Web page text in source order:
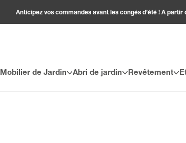
Anticipez vos commandes avant les congés d’été ! A
Mobilier de Jardin Abri de jardin Revêtement